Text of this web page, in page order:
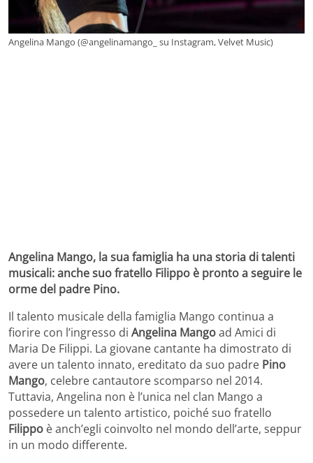
Angelina Mango (@angelinamango_ su Instagram, Velvet Music)
Angelina Mango, la sua famiglia ha una storia di talenti
musicali: anche suo fratello Filippo è pronto a seguire le
orme del padre Pino.
Il talento musicale della famiglia Mango continua a
fiorire con l’ingresso di Angelina Mangoad Amici di
Maria De Filippi. La giovane cantante ha dimostrato di
avere un talento innato, ereditato da suo padre Pino
Mango, celebre cantautore scomparso nel 2014.
Tuttavia, Angelina non è l’unica nel clan Mango a
possedere un talento artistico, poiché suo fratello
Filippo è anch’egli coinvolto nel mondo dell’arte, seppur
in un modo differente.